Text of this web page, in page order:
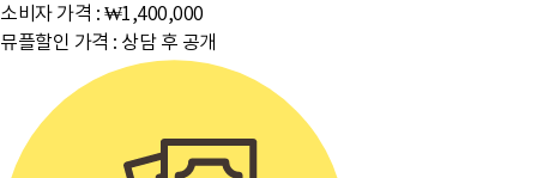
소비자 가격 : ₩1,400,000
뮤플할인 가격 : 상담 후 공개